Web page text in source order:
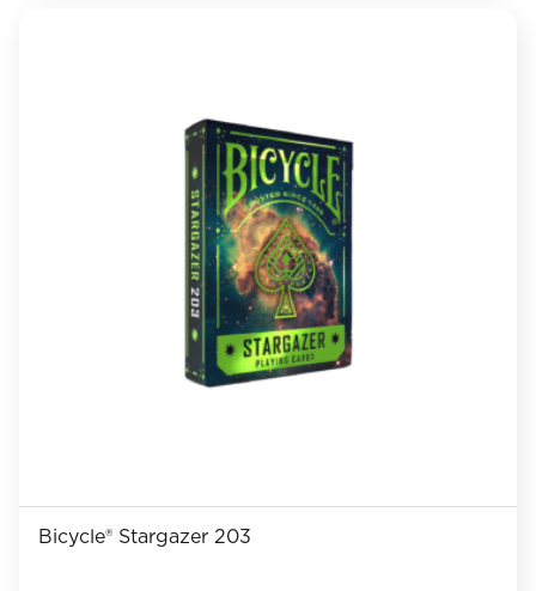
Bicycle® Stargazer 203